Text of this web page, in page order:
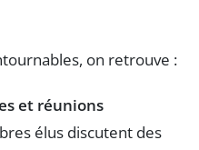
on retrouve :
et réunions
élus discutent des